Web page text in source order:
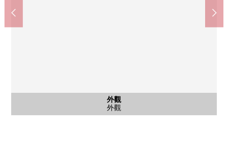
外觀
外觀
外觀
外觀
外觀
外觀
停車場
停車場
含有前面道路的外觀
前面道路